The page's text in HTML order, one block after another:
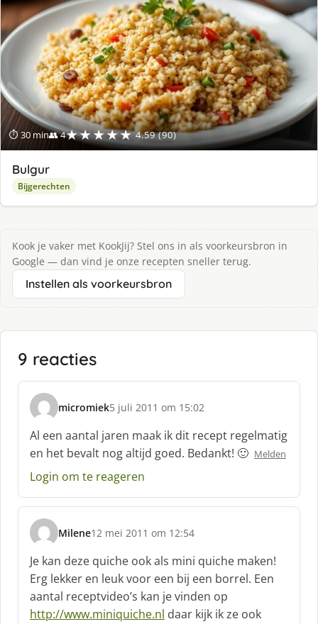
⏱ 30 min👥 4★★★★★ 4.59 (90)
Bulgur
Bijgerechten
Kook je vaker met KookJij? Stel ons in als voorkeursbron in
Google — dan vind je onze recepten sneller terug.
Instellen als voorkeursbron
9 reacties
micromiek
s
c
h
r
e
f
5 juli 2011 om 15:02
Al een aantal jaren maak ik dit recept regelmatig
en het bevalt nog altijd goed. Bedankt! 🙂 Melden
Login om te reageren
Milene
s
c
h
r
e
e
12 mei 2011 om 12:54
Je kan deze quiche ook als mini quiche maken!
Erg lekker en leuk voor een bij een borrel. Een
aantal receptvideo’s kan je vinden op
http://www.miniquiche.nl daar kijk ik ze ook